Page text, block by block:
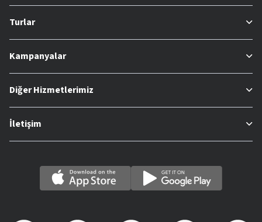
Turlar
Kampanyalar
Diğer Hizmetlerimiz
İletişim